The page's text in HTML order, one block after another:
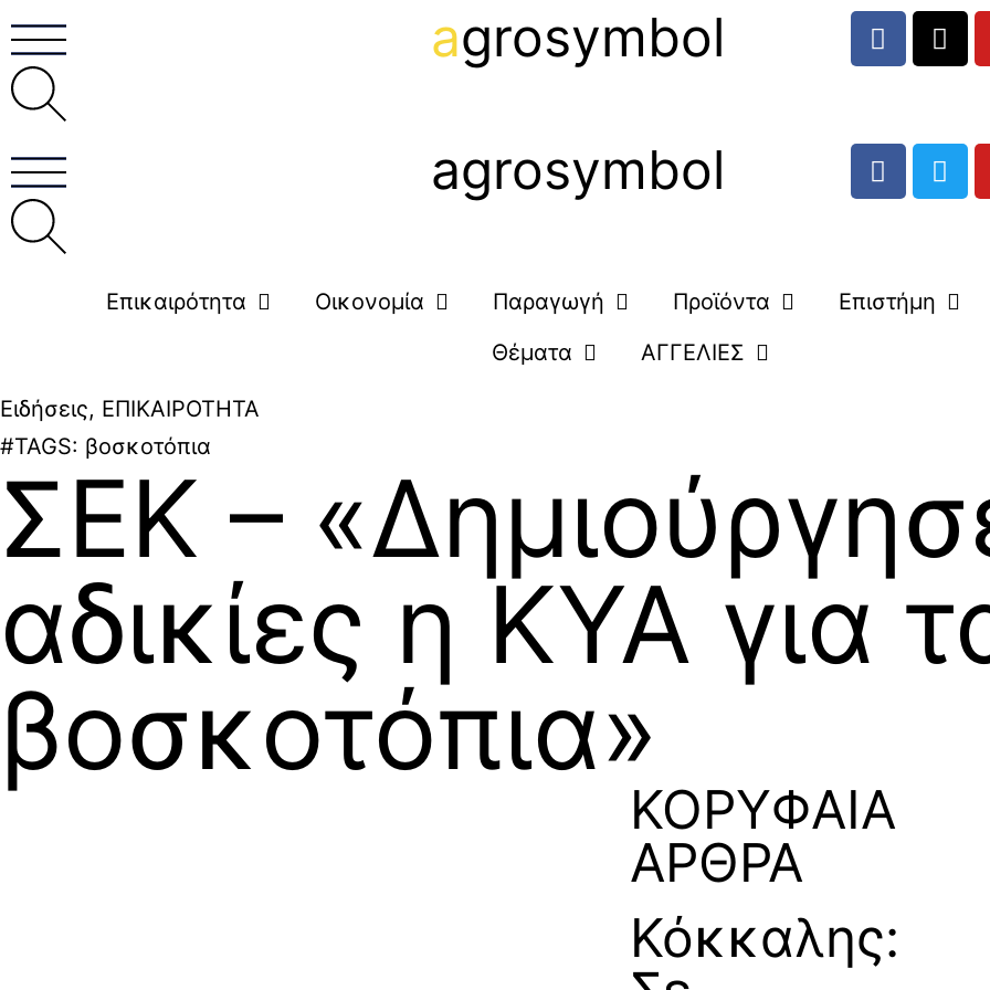
agrosymbol
agrosymbol
Επικαιρότητα Οικονομία Παραγωγή Προϊόντα
Επιστήμη
Θέματα
ΑΓΓΕΛΙΕΣ
Ειδήσεις, ΕΠΙΚΑΙΡΟΤΗΤΑ
#TAGS: βοσκοτόπια
ΣΕΚ –
αδικίες η ΚΥΑ για
βοσκοτόπια»
ΚΟΡΥΦΑΙΑ
ΑΡΘΡΑ
Κόκκαλης: